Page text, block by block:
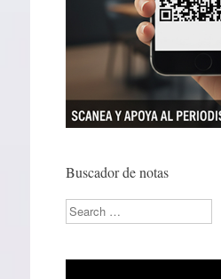
Buscador de notas
Search